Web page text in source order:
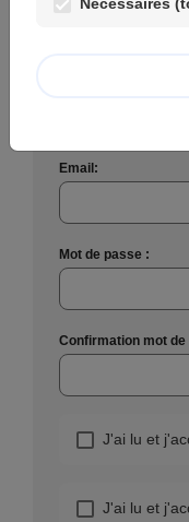
Créer un
Email:
Mot de passe :
Confirmation mot de
J'ai lu et
J'ai lu et